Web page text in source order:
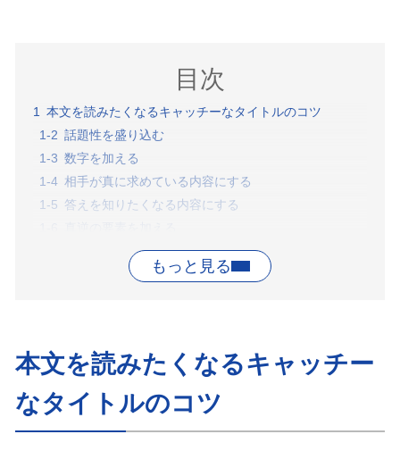
目次
本文を読みたくなるキャッチーなタイトルのコツ
話題性を盛り込む
数字を加える
相手が真に求めている内容にする
答えを知りたくなる内容にする
新事実で意表を突く
タイトルは2分割する
タイトルで判断されることが多い
キャッチーなタイトルの考え方
キーワードを調査する
ペルソナを設定する
本文を読みたくなるキャッチー
なタイトルのコツ